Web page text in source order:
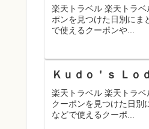
楽天トラベル 楽天トラ
ポンを見つけた日別にま
で使えるクーポンや...
Ｋｕｄｏ＇ｓ Ｌｏ
楽天トラベル 楽天トラ
クーポンを見つけた日別
などで使えるクーポ...